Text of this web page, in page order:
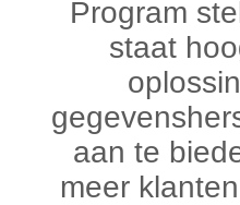
Program
staat
aan te
meer